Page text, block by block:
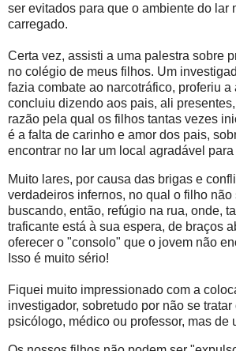
ser evitados para que o ambiente do lar
carregado.
Certa vez, assisti a uma palestra sobre
no colégio de meus filhos. Um
fazia combate ao narcotráfico, proferiu a
concluiu dizendo aos pais, ali
razão pela qual os filhos tantas vezes
é a falta de carinho e amor dos pais,
encontrar no lar um local agradável para
Muito lares, por causa das brigas e
verdadeiros infernos, no qual o filho não
buscando, então, refúgio na rua, onde,
traficante está à sua espera, de braços
oferecer o "consolo" que o jovem não
Isso é muito sério!
Fiquei muito impressionado com a
investigador, sobretudo por não se tratar
psicólogo, médico ou professor, mas de